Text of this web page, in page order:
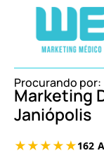
Procurando por:
Marketing
Janiópolis